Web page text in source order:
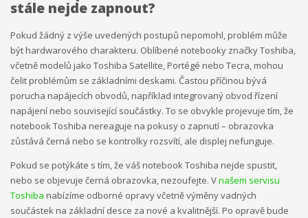
stále nejde zapnout?
Pokud žádný z výše uvedených postupů nepomohl, problém může
být hardwarového charakteru. Oblíbené notebooky značky Toshiba,
včetně modelů jako Toshiba Satellite, Portégé nebo Tecra, mohou
čelit problémům se základními deskami. Častou příčinou bývá
porucha napájecích obvodů, například integrovaný obvod řízení
napájení nebo související součástky. To se obvykle projevuje tím, že
notebook Toshiba nereaguje na pokusy o zapnutí – obrazovka
zůstává černá nebo se kontrolky rozsvítí, ale displej nefunguje.
Pokud se potýkáte s tím, že váš notebook Toshiba nejde spustit,
nebo se objevuje černá obrazovka, nezoufejte. Vnašem servisu
Toshiba nabízíme odborné opravy včetně výměny vadných
součástek na základní desce za nové a kvalitnější. Po opravě bude